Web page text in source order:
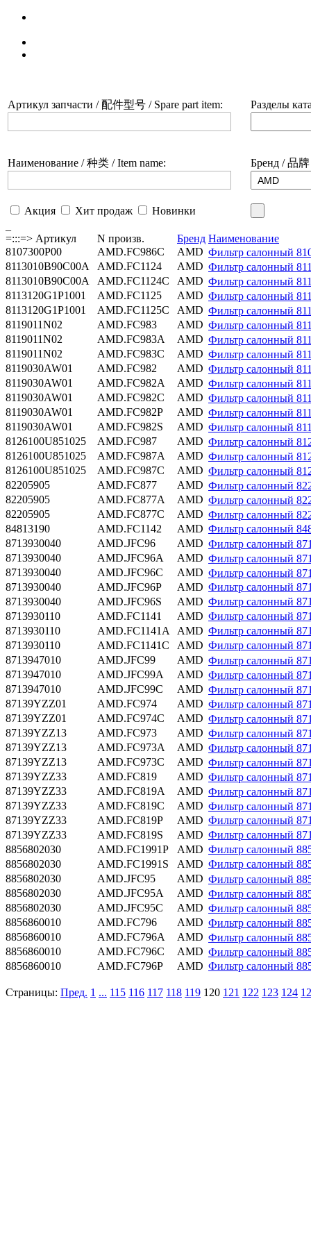
Артикул запчасти / 配件型号 / Spare part item: Разделы
Наименование / 种类 / Item name: Бренд / 品
Акция Хит продаж
Новинки
=:::=> Артикул
N произв. Бренд Наименование
8107300P00
AMD.FC986C AMD Фильтр салонный
8113010B90C00A
AMD.FC1124 AMD Фильтр салонный
8113010B90C00A
AMD.FC1124C AMD Фильтр салонный
8113120G1P1001
AMD.FC1125 AMD Фильтр салонный
8113120G1P1001
AMD.FC1125C AMD Фильтр салонный
8119011N02
AMD.FC983 AMD Фильтр салонный
8119011N02
AMD.FC983A AMD Фильтр салонный
8119011N02
AMD.FC983C AMD Фильтр салонный
8119030AW01
AMD.FC982 AMD Фильтр салонный
8119030AW01
AMD.FC982A AMD Фильтр салонный
8119030AW01
AMD.FC982C AMD Фильтр салонный
8119030AW01
AMD.FC982P AMD Фильтр салонный
8119030AW01
AMD.FC982S AMD Фильтр салонный
8126100U851025
AMD.FC987 AMD Фильтр салонный
8126100U851025
AMD.FC987A AMD Фильтр салонный
8126100U851025
AMD.FC987C AMD Фильтр салонный
82205905
AMD.FC877 AMD Фильтр салонный
82205905
AMD.FC877A AMD Фильтр салонный
82205905
AMD.FC877C AMD Фильтр салонный
84813190
AMD.FC1142 AMD Фильтр салонный
8713930040
AMD.JFC96 AMD Фильтр салонный
8713930040
AMD.JFC96A AMD Фильтр салонный
8713930040
AMD.JFC96C AMD Фильтр салонный
8713930040
AMD.JFC96P AMD Фильтр салонный
8713930040
AMD.JFC96S AMD Фильтр салонный
8713930110
AMD.FC1141 AMD Фильтр салонный
8713930110
AMD.FC1141A AMD Фильтр салонный
8713930110
AMD.FC1141C AMD Фильтр салонный
8713947010
AMD.JFC99 AMD Фильтр салонный
8713947010
AMD.JFC99A AMD Фильтр салонный
8713947010
AMD.JFC99C AMD Фильтр салонный
87139YZZ01
AMD.FC974 AMD Фильтр салонный
87139YZZ01
AMD.FC974C AMD Фильтр салонный
87139YZZ13
AMD.FC973 AMD Фильтр салонный
87139YZZ13
AMD.FC973A AMD Фильтр салонный
87139YZZ13
AMD.FC973C AMD Фильтр салонный
87139YZZ33
AMD.FC819 AMD Фильтр салонный
87139YZZ33
AMD.FC819A AMD Фильтр салонный
87139YZZ33
AMD.FC819C AMD Фильтр салонный
87139YZZ33
AMD.FC819P AMD Фильтр салонный
87139YZZ33
AMD.FC819S AMD Фильтр салонный
8856802030
AMD.FC1991P AMD Фильтр салонный
8856802030
AMD.FC1991S AMD Фильтр салонный
8856802030
AMD.JFC95 AMD Фильтр салонный
8856802030
AMD.JFC95A AMD Фильтр салонный
8856802030
AMD.JFC95C AMD Фильтр салонный
8856860010
AMD.FC796 AMD Фильтр салонный
8856860010
AMD.FC796A AMD Фильтр салонный
8856860010
AMD.FC796C AMD Фильтр салонный
8856860010
AMD.FC796P AMD Фильтр салонный
Страницы: Пред. 1 ... 115 116 117 118 119 120 121 122 123 124